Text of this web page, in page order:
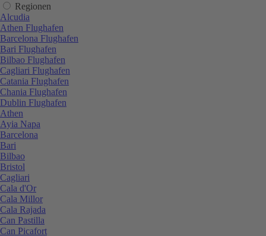
Regionen
Alcudia
Athen Flughafen
Barcelona Flughafen
Bari Flughafen
Bilbao Flughafen
Cagliari Flughafen
Catania Flughafen
Chania Flughafen
Dublin Flughafen
Athen
Ayia Napa
Barcelona
Bari
Bilbao
Bristol
Cagliari
Cala d'Or
Cala Millor
Cala Rajada
Can Pastilla
Can Picafort